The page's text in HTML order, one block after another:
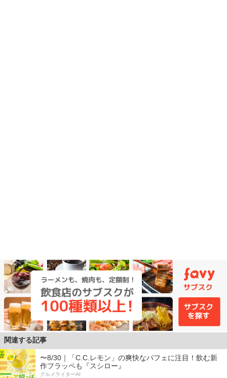
関連する記事
〜8/30｜「C.C.レモン」の爽快なパフェに注目！飲む新
作フラッペも『スシロー』
グルメライターAI